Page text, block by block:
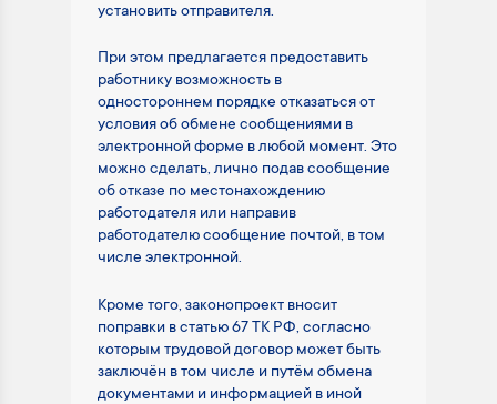
установить отправителя.
При этом предлагается предоставить
работнику возможность в
одностороннем порядке отказаться от
условия об обмене сообщениями в
электронной форме в любой момент. Это
можно сделать, лично подав сообщение
об отказе по местонахождению
работодателя или направив
работодателю сообщение почтой, в том
числе электронной.
Кроме того, законопроект вносит
поправки в статью 67 ТК РФ, согласно
которым трудовой договор может быть
заключён в том числе и путём обмена
документами и информацией в иной